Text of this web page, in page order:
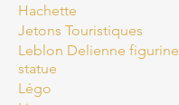
Hachette
Jetons Touristiques
Leblon Delienne figurine
statue
Légo